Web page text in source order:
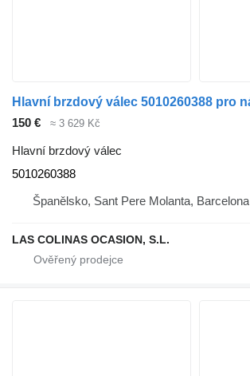
150 € ≈ 3 629 Kč
Hlavní brzdový válec
5010260388
Španělsko, Sant Pere Molanta, Barcelona
LAS COLINAS OCASION, S.L.